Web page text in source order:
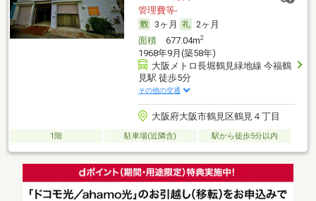
管理費等-
3ヶ月
2ヶ月
面積677.04m2
1968年9月(築58年)
大阪メトロ長堀鶴見緑地線 今福鶴
見駅 徒歩5分
その他の交通
大阪府大阪市鶴見区鶴見４丁目
1階 駐車場(近隣含) 駅から徒歩5分以内